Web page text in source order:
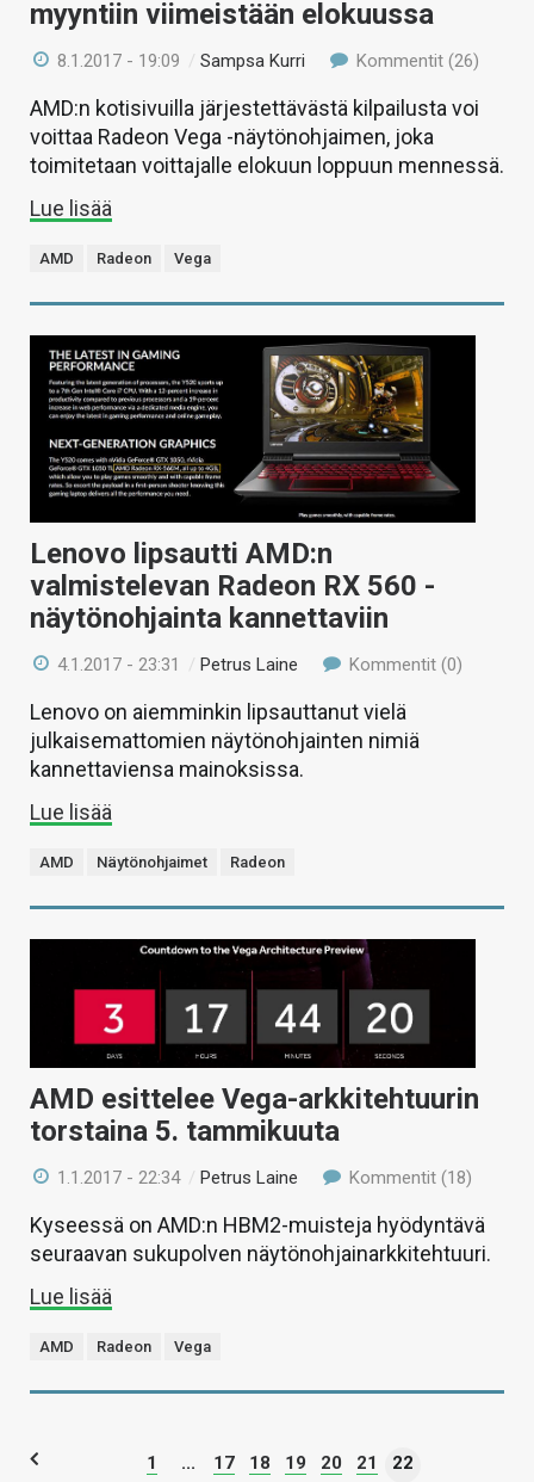
myyntiin viimeistään elokuussa
8.1.2017 - 19:09 /Sampsa Kurri Kommentit (26)
AMD:n kotisivuilla järjestettävästä kilpailusta voi
voittaa Radeon Vega -näytönohjaimen, joka
toimitetaan voittajalle elokuun loppuun mennessä.
Lue lisää
AMD Radeon Vega
Lenovo lipsautti AMD:n
valmistelevan Radeon RX 560 -
näytönohjainta kannettaviin
4.1.2017 - 23:31 /Petrus Laine Kommentit (0)
Lenovo on aiemminkin lipsauttanut vielä
julkaisemattomien näytönohjainten nimiä
kannettaviensa mainoksissa.
Lue lisää
AMD Näytönohjaimet Radeon
AMD esittelee Vega-arkkitehtuurin
torstaina 5. tammikuuta
1.1.2017 - 22:34 /Petrus Laine Kommentit (18)
Kyseessä on AMD:n HBM2-muisteja hyödyntävä
seuraavan sukupolven näytönohjainarkkitehtuuri.
Lue lisää
AMD Radeon Vega
1 ... 17 18 19 20 21 22